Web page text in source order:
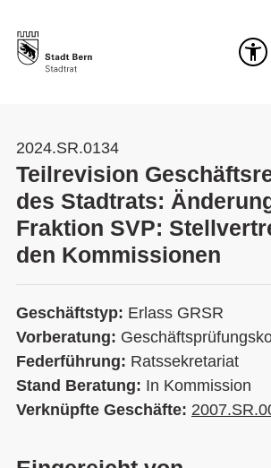
2024.SR.0134
Teilrevision
des Stadtrats:
Fraktion SVP:
den Kommissionen
Geschäftstyp: Erlass GRSR
Vorberatung:
Federführung: Ratssekretariat
Stand Beratung: In Kommission
Verknüpfte Geschäfte: